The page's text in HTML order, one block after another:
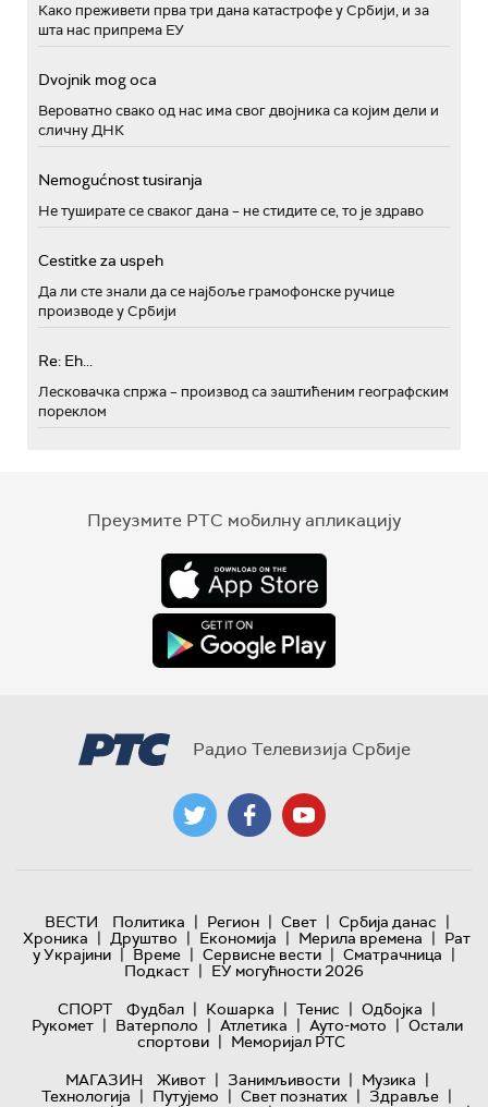
Како преживети прва три дана катастрофе у Србији, и за
шта нас припрема ЕУ
Dvojnik mog oca
Вероватно свако од нас има свог двојника са којим дели и
сличну ДНК
Nemogućnost tusiranja
Не туширате се сваког дана – не стидите се, то је здраво
Cestitke za uspeh
Да ли сте знали да се најбоље грамофонске ручице
производе у Србији
Re: Eh...
Лесковачка спржа – производ са заштићеним географским
пореклом
Преузмите РТС мобилну апликацију
Радио Телевизија Србије
ВЕСТИ Политика | Регион | Свет | Србија данас |
Хроника | Друштво | Економија | Мерила времена | Рат
у Украјини | Време | Сервисне вести | Сматрачница |
Подкаст | ЕУ могућности 2026
СПОРТ
Фудбал | Кошарка | Тенис | Одбојка |
Рукомет | Ватерполо | Атлетика | Ауто-мото | Остали
спортови | Меморијал РТС
МАГАЗИН
Живот | Занимљивости | Музика |
Технологијa | Путујемо | Свет познатих | Здравље |